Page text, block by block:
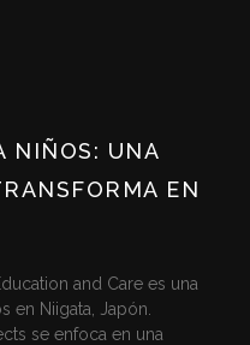
NIÑOS: UNA
EN
and Care es una
en Niigata, Japón.
se enfoca en una